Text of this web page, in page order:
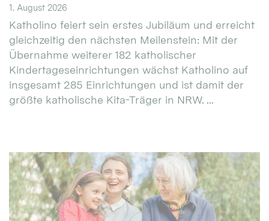
1. August 2026
Katholino feiert sein erstes Jubiläum und erreicht
gleichzeitig den nächsten Meilenstein: Mit der
Übernahme weiterer 182 katholischer
Kindertageseinrichtungen wächst Katholino auf
insgesamt 285 Einrichtungen und ist damit der
größte katholische Kita-Träger in NRW. ...